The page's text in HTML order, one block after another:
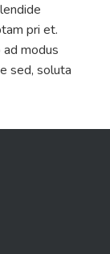
pri et.
modus
sed, soluta